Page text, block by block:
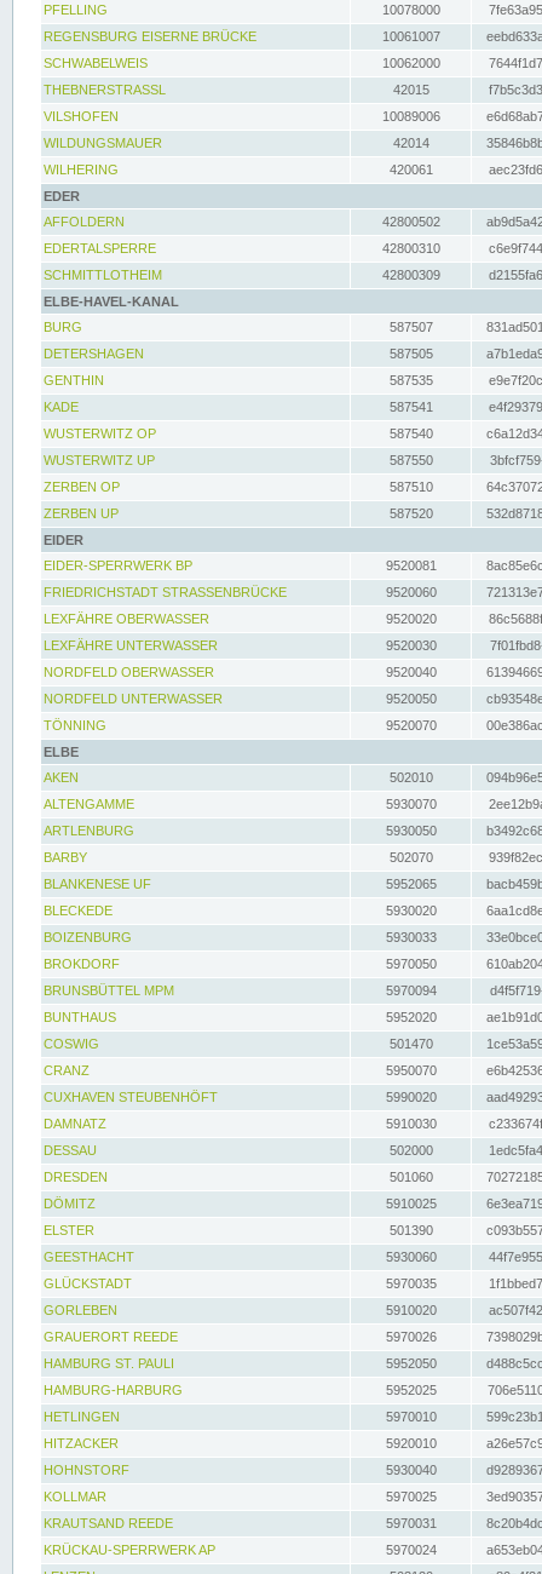
PFELLING
10078000
REGENSBURG EISERNE BRÜCKE
10061007
SCHWABELWEIS
10062000
THEBNERSTRASSL
42015
VILSHOFEN
10089006
WILDUNGSMAUER
42014
WILHERING
420061
EDER
AFFOLDERN
42800502
EDERTALSPERRE
42800310
SCHMITTLOTHEIM
42800309
ELBE-HAVEL-KANAL
BURG
587507
DETERSHAGEN
587505
GENTHIN
587535
KADE
587541
WUSTERWITZ OP
587540
WUSTERWITZ UP
587550
ZERBEN OP
587510
ZERBEN UP
587520
EIDER
EIDER-SPERRWERK BP
9520081
FRIEDRICHSTADT STRASSENBRÜCKE
9520060
LEXFÄHRE OBERWASSER
9520020
LEXFÄHRE UNTERWASSER
9520030
NORDFELD OBERWASSER
9520040
NORDFELD UNTERWASSER
9520050
TÖNNING
9520070
ELBE
AKEN
502010
ALTENGAMME
5930070
ARTLENBURG
5930050
BARBY
502070
BLANKENESE UF
5952065
BLECKEDE
5930020
BOIZENBURG
5930033
BROKDORF
5970050
BRUNSBÜTTEL MPM
5970094
BUNTHAUS
5952020
COSWIG
501470
CRANZ
5950070
CUXHAVEN STEUBENHÖFT
5990020
DAMNATZ
5910030
DESSAU
502000
DRESDEN
501060
DÖMITZ
5910025
ELSTER
501390
GEESTHACHT
5930060
GLÜCKSTADT
5970035
GORLEBEN
5910020
GRAUERORT REEDE
5970026
HAMBURG ST. PAULI
5952050
HAMBURG-HARBURG
5952025
HETLINGEN
5970010
HITZACKER
5920010
HOHNSTORF
5930040
KOLLMAR
5970025
KRAUTSAND REEDE
5970031
KRÜCKAU-SPERRWERK AP
5970024